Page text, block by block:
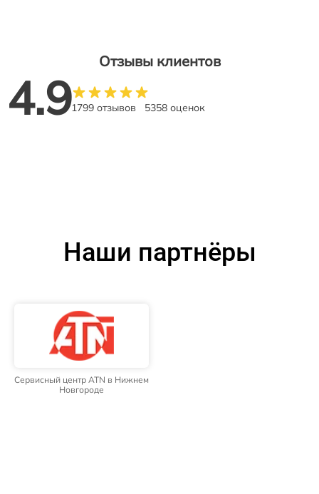
Отзывы клиентов
4.91799 отзывов 5358 оценок
Наши партнёры
Сервисный центр ATN в Нижнем
Новгороде